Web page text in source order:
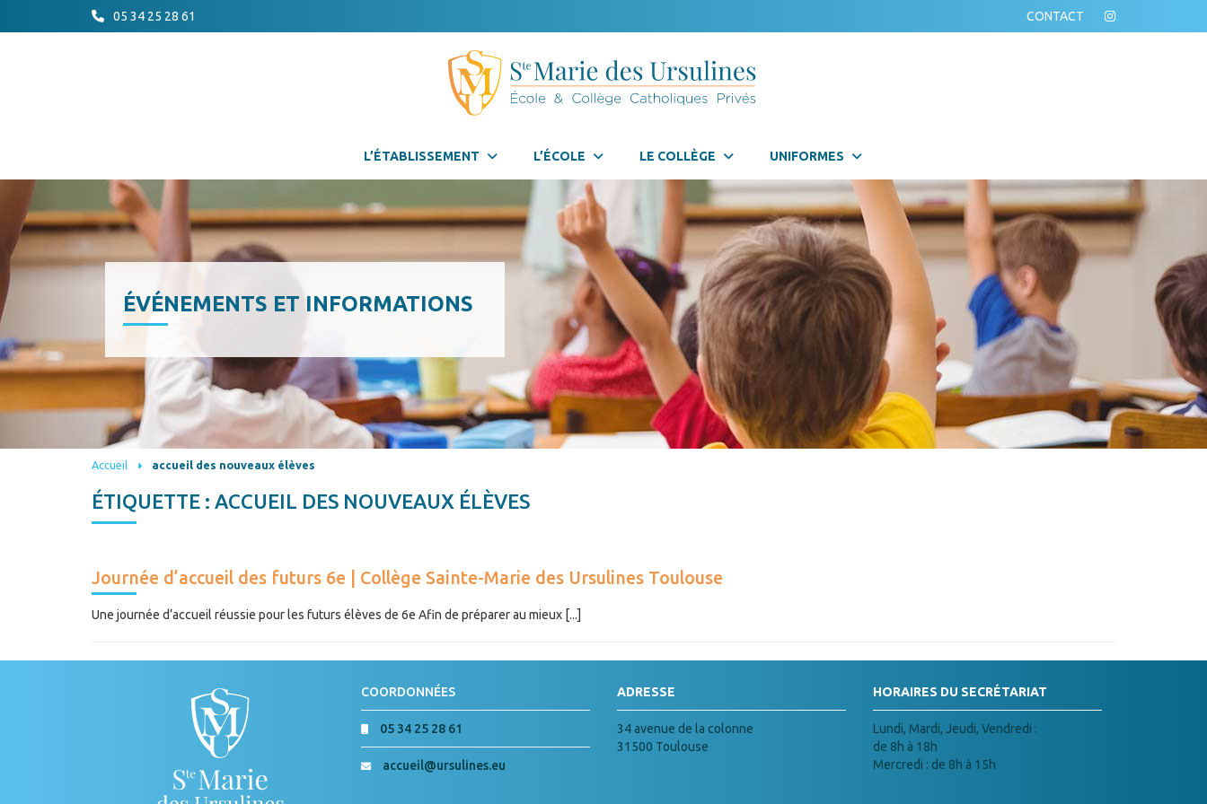
05 34 25 28 61 CONTACT
L’ÉTABLISSEMENT L’ÉCOLE LE COLLÈGE UNIFORMES
ÉVÉNEMENTS ET INFORMATIONS
Accueil accueil des nouveaux élèves
ÉTIQUETTE : ACCUEIL DES NOUVEAUX ÉLÈVES
Journée d’accueil des futurs 6e | Collège Sainte-Marie des Ursulines Toulouse
Une journée d’accueil réussie pour les futurs élèves de 6e Afin de préparer au mieux [...]
COORDONNÉES
05 34 25 28 61
accueil@ursulines.eu
ADRESSE
34 avenue de la colonne
31500 Toulouse
HORAIRES DU SECRÉTARIAT
Lundi, Mardi, Jeudi, Vendredi :
de 8h à 18h
Mercredi : de 8h à 15h